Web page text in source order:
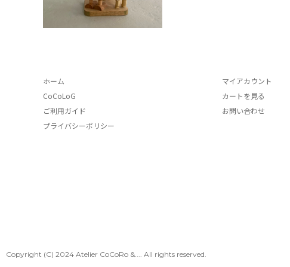
ホーム
CoCoLoG
ご利用ガイド
プライバシーポリシー
マイアカウント
カートを見る
お問い合わせ
Copyright (C) 2024 Atelier CoCoRo &.... All rights reserved.